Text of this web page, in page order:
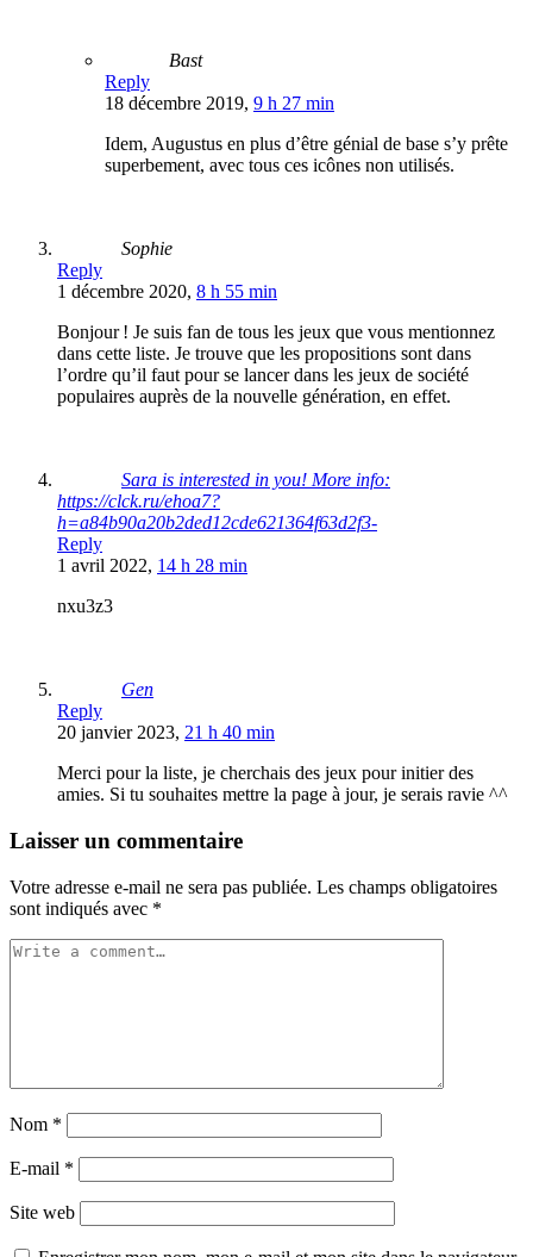
Bast
Reply
18 décembre 2019, 9 h 27 min
Idem, Augustus en plus d’être génial de base s’y prête
superbement, avec tous ces icônes non utilisés.
Sophie
Reply
1 décembre 2020, 8 h 55 min
Bonjour ! Je suis fan de tous les jeux que vous mentionnez
dans cette liste. Je trouve que les propositions sont dans
l’ordre qu’il faut pour se lancer dans les jeux de société
populaires auprès de la nouvelle génération, en effet.
Sara is interested in you! More info:
https://clck.ru/ehoa7?
h=a84b90a20b2ded12cde621364f63d2f3-
Reply
1 avril 2022, 14 h 28 min
nxu3z3
Gen
Reply
20 janvier 2023, 21 h 40 min
Merci pour la liste, je cherchais des jeux pour initier des
amies. Si tu souhaites mettre la page à jour, je serais ravie ^^
Laisser un commentaire
Votre adresse e-mail ne sera pas publiée. Les champs obligatoires
sont indiqués avec *
Nom *
E-mail *
Site web